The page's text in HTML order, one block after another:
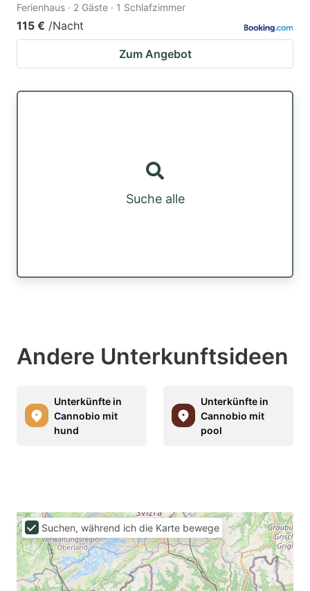
Ferienhaus · 2 Gäste · 1 Schlafzimmer
115 € /Nacht
Zum Angebot
Suche alle
Andere Unterkunftsideen
Unterkünfte in
Cannobio mit
hund
Unterkünfte in
Cannobio mit
pool
Suchen, während ich die Karte bewege